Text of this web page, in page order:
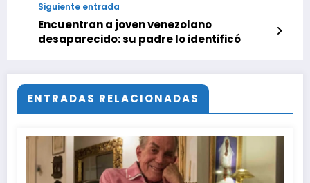
Washington
Siguiente entrada
Encuentran a joven venezolano
desaparecido: su padre lo identificó
ENTRADAS RELACIONADAS